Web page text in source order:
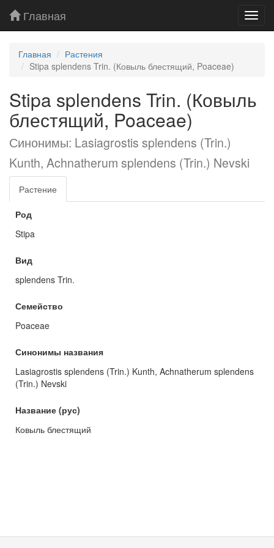
Главная
Главная
Растения
Stipa splendens Trin. (Ковыль блестящий, Poaceae)
Stipa splendens Trin. (Ковыль
блестящий, Poaceae)
Синонимы: Lasiagrostis splendens (Trin.)
Kunth, Achnatherum splendens (Trin.) Nevski
Растение
Род
Stipa
Вид
splendens Trin.
Семейство
Poaceae
Синонимы названия
Lasiagrostis splendens (Trin.) Kunth, Achnatherum splendens
(Trin.) Nevski
Название (рус)
Ковыль блестящий